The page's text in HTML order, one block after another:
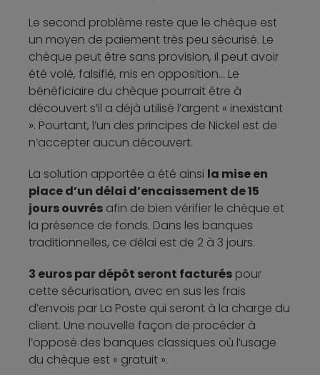
Le second problème reste que le chèque est
un moyen de paiement très peu sécurisé. Le
chèque peut être sans provision, il peut avoir
été volé, falsifié, mis en opposition… Le
bénéficiaire du chèque pourrait être à
découvert s’il a déjà utilisé l’argent « inexistant
». Pourtant, l’un des principes de Nickel est de
n’accepter aucun découvert.
La solution apportée a été ainsi la mise en
place d’un délai d’encaissement de 15
jours ouvrés afin de bien vérifier le chèque et
la présence de fonds. Dans les banques
traditionnelles, ce délai est de 2 à 3 jours.
3 euros par dépôt seront facturés pour
cette sécurisation, avec en sus les frais
d’envois par La Poste qui seront à la charge du
client. Une nouvelle façon de procéder à
l’opposé des banques classiques où l’usage
du chèque est « gratuit ».